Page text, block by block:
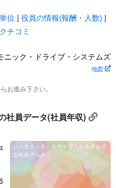
位 | 役員の情報(報酬・人数) |
クチコミ
ニック・ドライブ・システムズ
地図
お進み下さい。
社員データ(社員年収)